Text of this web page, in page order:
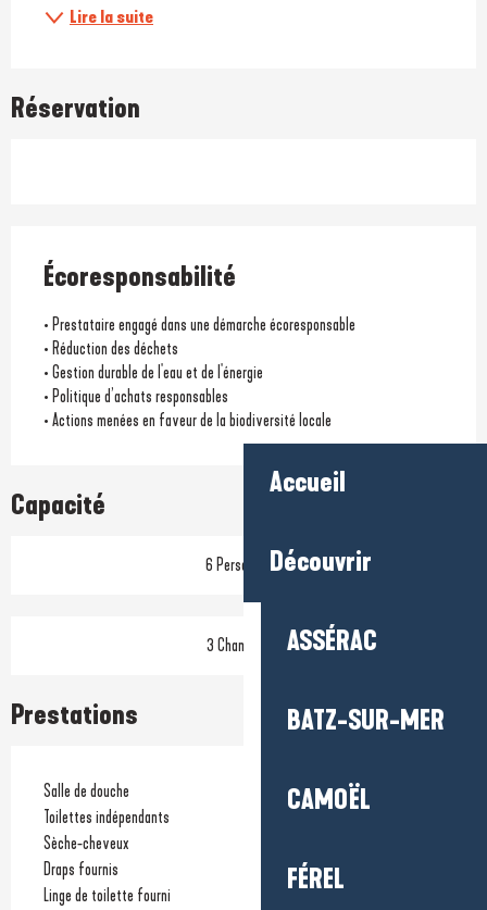
Accueil
Découvrir
ASSÉRAC
BATZ-SUR-MER
CAMOËL
FÉREL
Lire la suite
Réservation
Écoresponsabilité
• Prestataire engagé dans une démarche écoresponsable
• Réduction des déchets
• Gestion durable de l'eau et de l'énergie
• Politique d’achats responsables
• Actions menées en faveur de la biodiversité locale
Capacité
6 Personne(s)
3 Chambre(s)
Prestations
Salle de douche
Toilettes indépendants
Sèche-cheveux
Draps fournis
Linge de toilette fourni